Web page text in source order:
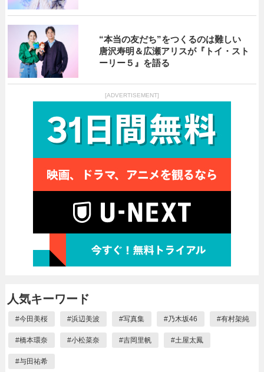
“本当の友だち”をつくるのは難しい
唐沢寿明＆広瀬アリスが『トイ・スト
ーリー５』を語る
[ADVERTISEMENT]
人気キーワード
#今田美桜 #浜辺美波 #写真集 #乃木坂46 #有村架純
#橋本環奈 #小松菜奈 #吉岡里帆 #土屋太鳳
#与田祐希